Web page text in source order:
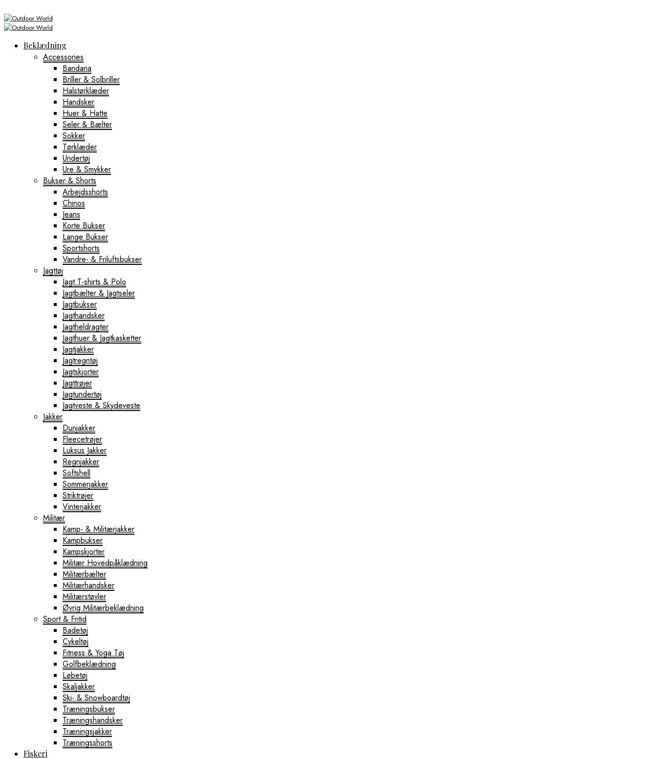
Beklædning
Accessories
Bandana
Briller & Solbriller
Halstørklæder
Handsker
Huer & Hatte
Seler & Bælter
Sokker
Tørklæder
Undertøj
Ure & Smykker
Bukser & Shorts
Arbejdsshorts
Chinos
Jeans
Korte Bukser
Lange Bukser
Sportshorts
Vandre- & Friluftsbukser
Jagttøj
Jagt T-shirts & Polo
Jagtbælter & Jagtseler
Jagtbukser
Jagthandsker
Jagtheldragter
Jagthuer & Jagtkasketter
Jagtjakker
Jagtregntøj
Jagtskjorter
Jagttrøjer
Jagtundertøj
Jagtveste & Skydeveste
Jakker
Dunjakker
Fleecetrøjer
Luksus Jakker
Regnjakker
Softshell
Sommerjakker
Striktrøjer
Vinterjakker
Militær
Kamp- & Militærjakker
Kampbukser
Kampskjorter
Militær Hovedpåklædning
Militærbælter
Militærhandsker
Militærstøvler
Øvrig Militærbeklædning
Sport & Fritid
Badetøj
Cykeltøj
Fitness & Yoga Tøj
Golfbeklædning
Løbetøj
Skaljakker
Ski- & Snowboardtøj
Træningsbukser
Træningshandsker
Træningsjakker
Træningsshorts
Fiskeri